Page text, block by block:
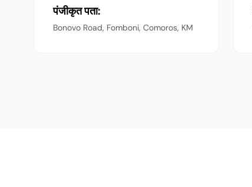
पंजीकृत पता:
Bonovo Road, Fomboni, Comoros, KM